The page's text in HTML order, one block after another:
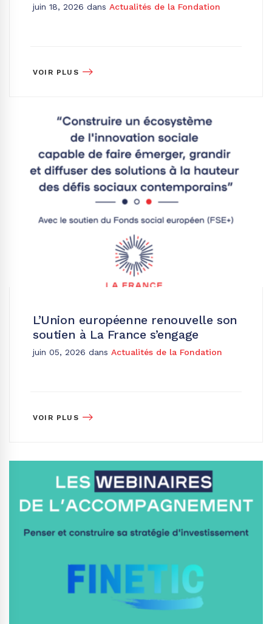
juin 18, 2026 dans Actualités de la Fondation
VOIR PLUS
L’Union européenne renouvelle son
soutien à La France s’engage
juin 05, 2026 dans Actualités de la Fondation
VOIR PLUS